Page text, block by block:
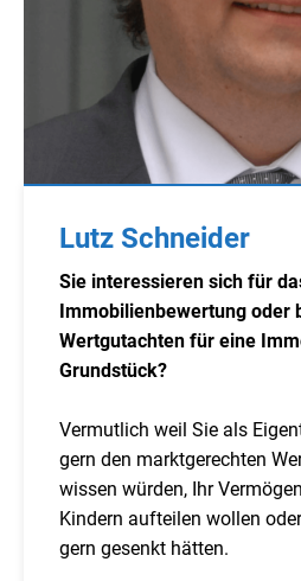
Lutz Schneider
Sie interessieren sich für
Immobilienbewertung oder
Wertgutachten für eine
Grundstück?
Vermutlich weil Sie als
gern den marktgerechten
wissen würden, Ihr
Kindern aufteilen wollen
gern gesenkt hätten.